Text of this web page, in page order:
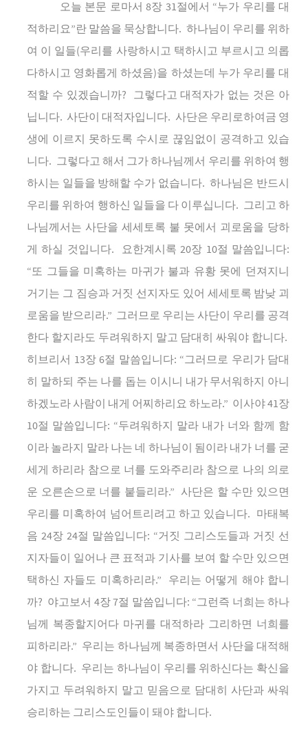
오늘 본문 로마서 8장 31절에서 “누가 우리를 대
적하리요”란 말씀을 묵상합니다. 하나님이 우리를 위하
여 이 일들(우리를 사랑하시고 택하시고 부르시고 의롭
다하시고 영화롭게 하셨음)을 하셨는데 누가 우리를 대
적할 수 있겠습니까? 그렇다고 대적자가 없는 것은 아
닙니다. 사단이 대적자입니다. 사단은 우리로하여금 영
생에
이르지 못하도록 수시로 끊임없이 공격하고 있습
니다. 그렇다고 해서 그가하나님께서 우리를 위하여 행
하시는 일들을 방해할 수가 없습니다. 하나님은 반드시
우리를 위하여 행하신 일들을 다 이루십니다. 그리고 하
나님께서는 사단을 세세토록 불 못에서 괴로움을 당하
게
하실 것입니다. 요한계시록 20장 10절 말씀입니다:
“또 그들을 미혹하는 마귀가 불과 유황 못에
던져지니
거기는 그 짐승과 거짓 선지자도 있어 세세토록 밤낮 괴
로움을 받으리라.” 그러므로 우리는 사단이 우리를 공격
한다 할지라도 두려워하지 말고 담대히 싸워야 합니다.
히브리서 13장6절 말씀입니다: “그러므로 우리가 담대
히 말하되 주는 나를 돕는 이시니 내가 무서워하지
아니
하겠노라 사람이 내게 어찌하리요 하노라.” 이사야41장
10절 말씀입니다: “두려워하지 말라 내가 너와 함께
함
이라 놀라지 말라 나는 네 하나님이 됨이라 내가 너를 굳
세게 하리라 참으로 너를 도와주리라 참으로 나의 의로
운 오른손으로 너를 붙들리라.” 사단은 할 수만 있으면
우리를 미혹하여 넘어트리려고 하고 있습니다.
마태복
음 24장 24절 말씀입니다: “거짓 그리스도들과 거짓 선
지자들이
일어나 큰 표적과 기사를 보여 할 수만 있으면
택하신
자들도 미혹하리라.” 우리는 어떻게 해야 합니
까? 야고보서 4장7절 말씀입니다: “그런즉 너희는 하나
님께
복종할지어다 마귀를 대적하라 그리하면 너희를
피하리라.” 우리는 하나님께 복종하면서 사단을 대적해
야 합니다. 우리는 하나님이 우리를 위하신다는 확신을
가지고 두려워하지 말고 믿음으로 담대히 사단과 싸워
승리하는 그리스도인들이 돼야 합니다.